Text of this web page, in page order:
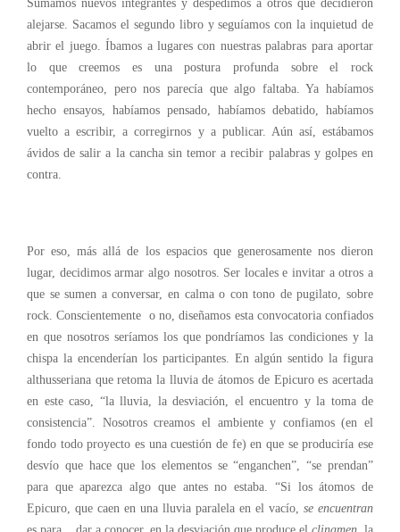
Sumamos nuevos integrantes y despedimos a otros que decidieron
alejarse. Sacamos el segundo libro y seguíamos con la inquietud de
abrir el juego. Íbamos a lugares con nuestras palabras para aportar
lo que creemos es una postura profunda sobre el rock
contemporáneo, pero nos parecía que algo faltaba. Ya habíamos
hecho ensayos, habíamos pensado, habíamos debatido, habíamos
vuelto a escribir, a corregirnos y a publicar. Aún así, estábamos
ávidos de salir a la cancha sin temor a recibir palabras y golpes en
contra.
Por eso, más allá de los espacios que generosamente nos dieron
lugar, decidimos armar algo nosotros. Ser locales e invitar a otros a
que se sumen a conversar, en calma o con tono de pugilato, sobre
rock. Conscientemente o no, diseñamos esta convocatoria confiados
en que nosotros seríamos los que pondríamos las condiciones y la
chispa la encenderían los participantes. En algún sentido la figura
althusseriana que retoma la lluvia de átomos de Epicuro es acertada
en este caso, “la lluvia, la desviación, el encuentro y la toma de
consistencia”. Nosotros creamos el ambiente y confiamos (en el
fondo todo proyecto es una cuestión de fe) en que se produciría ese
desvío que hace que los elementos se “enganchen”, “se prendan”
para que aparezca algo que antes no estaba. “Si los átomos de
Epicuro, que caen en una lluvia paralela en el vacío, se encuentran